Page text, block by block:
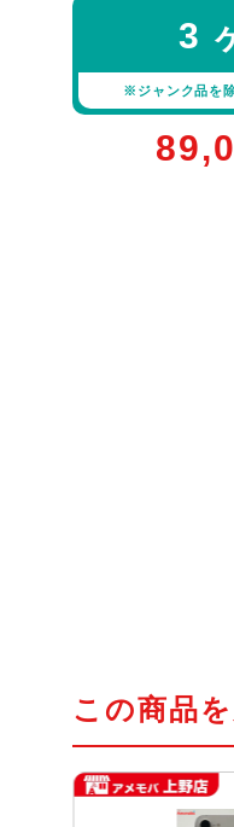
3
※ジャンク品を
この商品